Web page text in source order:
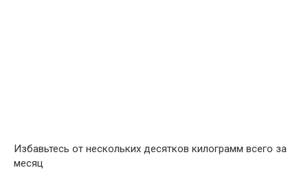
Избавьтесь от нескольких десятков килограмм всего за
месяц